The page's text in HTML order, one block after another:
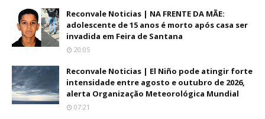
Reconvale Noticias | NA FRENTE DA MÃE:
adolescente de 15 anos é morto após casa ser
invadida em Feira de Santana
20:05
Reconvale Noticias | El Niño pode atingir forte
intensidade entre agosto e outubro de 2026,
alerta Organização Meteorológica Mundial
07:21